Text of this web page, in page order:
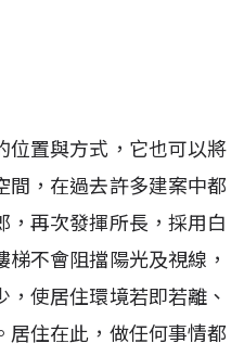
位置與方式，它也可以將
間，在過去許多建案中都
，再次發揮所長，採用白
不會阻擋陽光及視線，
使居住環境若即若離、
居住在此，做任何事情都